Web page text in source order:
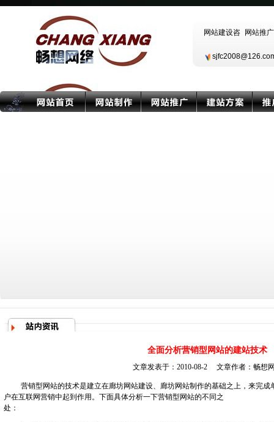
全面分析营销型网站的建站技术
文章发表于：2010-08-2 文章作者： 畅想
营销型网站的技术是建立在廊坊网站建设、 廊坊网站制作的基础之上，来完成
户在互联网营销中起到作用。下面具体分析一下营销型网站的不同之
处：